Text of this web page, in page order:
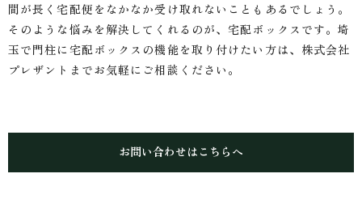
間が長く宅配便をなかなか受け取れないこともあるでしょう。
そのような悩みを解決してくれるのが、宅配ボックスです。埼
玉で門柱に宅配ボックスの機能を取り付けたい方は、株式会社
プレザントまでお気軽にご相談ください。
お問い合わせはこちらへ